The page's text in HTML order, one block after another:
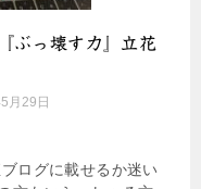
ぶっ壊す力』立花
月29日
ログに載せるか迷い